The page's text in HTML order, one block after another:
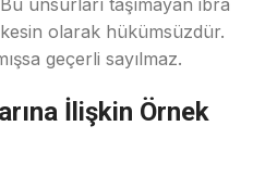
Bu unsurları taşımayan ibra
olarak hükümsüzdür.
geçerli sayılmaz.
İlişkin Örnek